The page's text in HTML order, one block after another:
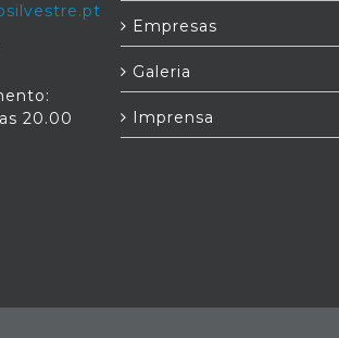
20.00
Empresas
Galeria
Imprensa